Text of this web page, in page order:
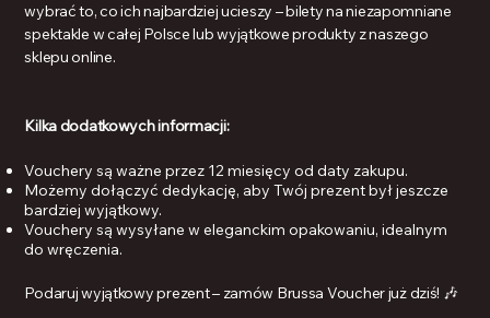
wybrać to, co ich najbardziej ucieszy – bilety na niezapomniane
spektakle w całej Polsce lub wyjątkowe produkty z naszego
sklepu online.
Kilka dodatkowych informacji:
Vouchery są ważne przez 12 miesięcy od daty zakupu.
Możemy dołączyć dedykację, aby Twój prezent był jeszcze
bardziej wyjątkowy.
Vouchery są wysyłane w eleganckim opakowaniu, idealnym
do wręczenia.
Podaruj wyjątkowy prezent – zamów Brussa Voucher już dziś! 🎶